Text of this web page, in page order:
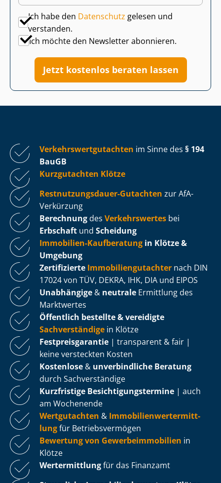
Ich habe den Datenschutz gelesen und
verstanden.
Ich möchte den Newsletter abonnieren.
Jetzt kostenlos beraten lassen
Ver­kehrs­wert­gut­ach­ten im Sinne des § 194
BauGB
Kurzgutachten Klötze
Rest­nut­zungs­dau­er-Gutachten zur AfA-
Verkürzung
Berechnung des Verkehrswertes bei
Erbschaft und Scheidung
Immobilien-Kaufberatung in Klötze &
Umgebung
Zertifizierte Im­mo­bi­li­en­gut­ach­ter nach DIN
17024 von TÜV, DEKRA, IHK, DIA und EIPOS
Unabhängige & neutrale Ermittlung des
Marktwertes
Öffentlich bestellte & vereidigte
Sachverständige in Klötze
Fest­preis­ga­ran­tie | transparent & fair |
keine versteckten Kosten
Kostenlose & unverbindliche Beratung
durch Sachverständige
Kurzfristige Be­sich­ti­gungs­ter­mi­ne | auch
am Wochenende
Wertgutachten & Im­mo­bi­li­en­wert­ermitt­
lungfür Be­triebs­ver­mö­gen
Bewertung von Ge­wer­be­im­mo­bi­li­en in
Klötze
Wertermittlungfür das Finanzamt